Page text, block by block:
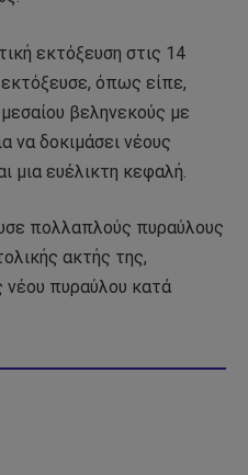
εκτόξευση στις 14
εκτόξευσε, όπως είπε,
βεληνεκούς με
να δοκιμάσει νέους
μια ευέλικτη κεφαλή.
πολλαπλούς πυραύλους
ακτής της,
νέου πυραύλου κατά